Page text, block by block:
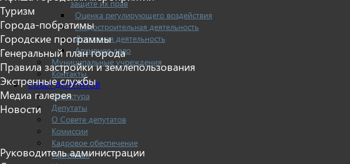
защите их прав
Оценка регулирующего воздействия
Градостроительная деятельность
Дорожная деятельность
Архивное дело
Муниципальные учреждения
Контакты
СОВЕТ ДЕПУТАТОВ
Структура
Депутаты
О Совете депутатов
Комиссии
Кадровое обеспечение
Приемная
Туризм
Города-побратимы
Городские программы
Генеральный план города
Правила застройки и землепользования
Экстренные службы
Медиа галерея
Новости
Руководитель администрации